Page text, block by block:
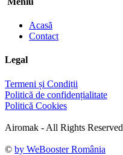
Acasă
Contact
Legal
Termeni și Condiții
Politică de confidențialitate
Politică Cookies
Airomak - All Rights Reserved
© by WeBooster România